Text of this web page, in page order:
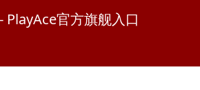
PlayAce官方旗舰入口